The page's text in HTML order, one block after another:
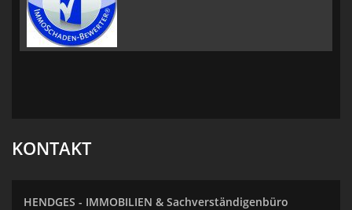
KONTAKT
HENDGES - IMMOBILIEN & Sachverständigenbüro